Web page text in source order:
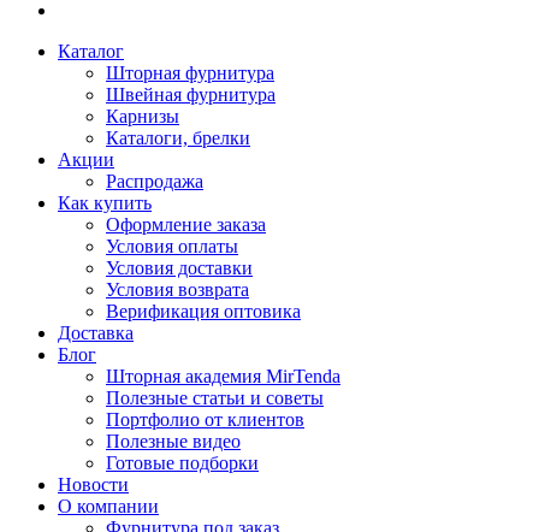
Каталог
Шторная фурнитура
Швейная фурнитура
Карнизы
Каталоги, брелки
Акции
Распродажа
Как купить
Оформление заказа
Условия оплаты
Условия доставки
Условия возврата
Верификация оптовика
Доставка
Блог
Шторная академия MirTenda
Полезные статьи и советы
Портфолио от клиентов
Полезные видео
Готовые подборки
Новости
О компании
Фурнитура под заказ